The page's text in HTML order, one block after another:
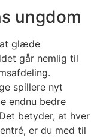
ungdom
glæde
går nemlig til
spillere nyt
endnu bedre
betyder, at hver
er du med til